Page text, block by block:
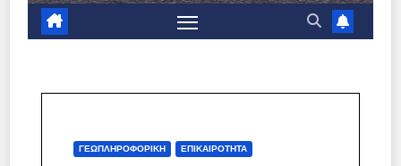
ΓΕΩΠΛΗΡΟΦΟΡΙΚΉ ΕΠΙΚΑΙΡΌΤΗΤΑ